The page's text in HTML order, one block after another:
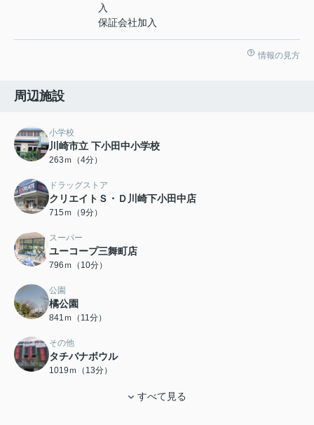
入
保証会社加入
情報の見方
周辺施設
小学校
川崎市立 下小田中小学校
263ｍ（4分）
ドラッグストア
クリエイトＳ・Ｄ川崎下小田中店
715ｍ（9分）
スーパー
ユーコープ三舞町店
796ｍ（10分）
公園
橘公園
841ｍ（11分）
その他
タチバナボウル
1019ｍ（13分）
すべて見る